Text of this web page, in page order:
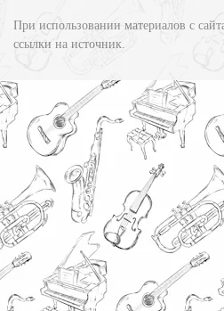
При использовании материалов с
ссылки на источник.